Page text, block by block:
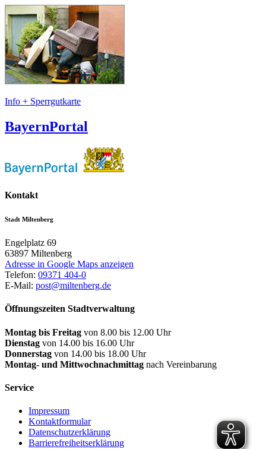
Info + Sperrgutkarte
BayernPortal
Kontakt
Stadt Miltenberg
Engelplatz 69
63897 Miltenberg
Adresse in Google Maps anzeigen
Telefon: 09371 404-0
E-Mail: post@miltenberg.de
Öffnungszeiten Stadtverwaltung
Montag bis Freitag von 8.00 bis 12.00 Uhr
Dienstag von 14.00 bis 16.00 Uhr
Donnerstag von 14.00 bis 18.00 Uhr
Montag- und Mittwochnachmittag nach Vereinbarung
Service
Impressum
Kontaktformular
Datenschutzerklärung
Barrierefreiheitserklärung